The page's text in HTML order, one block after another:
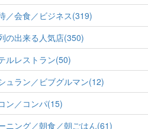
／会食／ビジネス(319)
の出来る人気店(350)
ルレストラン(50)
ュラン／ビブグルマン(12)
ン／コンパ(15)
ニング／朝食／朝ごはん(61)